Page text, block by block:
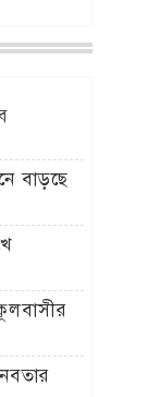
বাড়ছে